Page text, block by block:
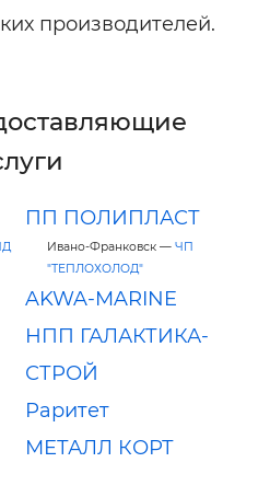
производителей.
ПП ПОЛИПЛАСТ
Ивано-Франковск — ЧП
"ТЕПЛОХОЛОД"
AKWA-MARINE
НПП ГАЛАКТИКА-
СТРОЙ
Раритет
МЕТАЛЛ КОРТ